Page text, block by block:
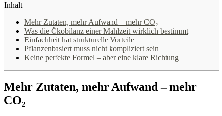
Inhalt
Mehr Zutaten, mehr Aufwand – mehr CO₂
Was die Ökobilanz einer Mahlzeit wirklich bestimmt
Einfachheit hat strukturelle Vorteile
Pflanzenbasiert muss nicht kompliziert sein
Keine perfekte Formel – aber eine klare Richtung
Mehr Zutaten, mehr Aufwand – mehr
CO₂